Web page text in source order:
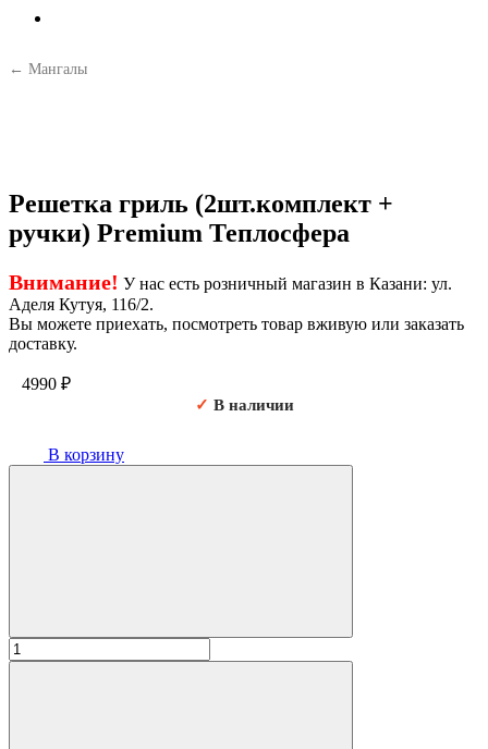
← Мангалы
Решетка гриль (2шт.комплект +
ручки) Premium Теплосфера
Внимание! У нас есть розничный магазин в Казани: ул.
Аделя Кутуя, 116/2.
Вы можете приехать, посмотреть товар вживую или заказать
доставку.
4990 ₽
✓ В наличии
В корзину
Количество
товара